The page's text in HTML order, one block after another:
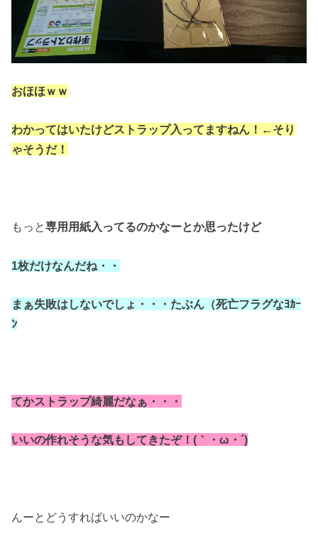
おほほｗｗ
わかってはいたけどストラップ入ってますねん！←そり
ゃそうだ！
もっと専用用紙入ってるのかなーとか思ったけど
1枚だけなんだね・・
まぁ失敗はしないでしょ・・・たぶん（死亡フラグなﾖｶｰ
ﾝ
てかストラップ綺麗だなぁ・・・
いいの作れそうな気もしてきたぞ！(｀・ω・´)
んーとどうすればいいのかなー